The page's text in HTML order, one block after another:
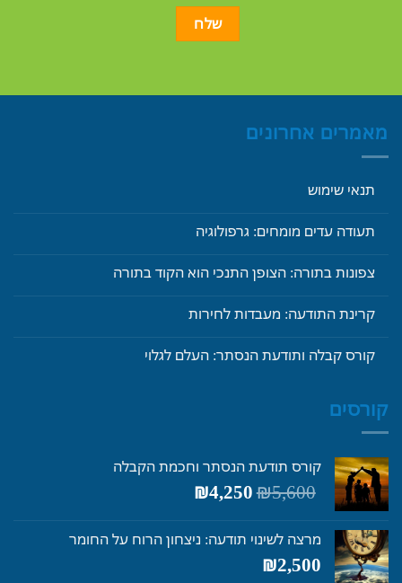
מאמרים אחרונים
תנאי שימוש
תעודה עדים מומחים: גרפולוגיה
צפונות בתורה: הצופן התנכי הוא הקוד בתורה
קרינת התודעה: מעבדות לחירות
קורס קבלה ותודעת הנסתר: העלם לגלוי
קורסים
קורס תודעת הנסתר וחכמת הקבלה
₪5,600
המחיר
המקורי
₪5,600.
₪4,250
₪4,250.
מרצה לשינוי תודעה: ניצחון הרוח על החומר
₪2,500